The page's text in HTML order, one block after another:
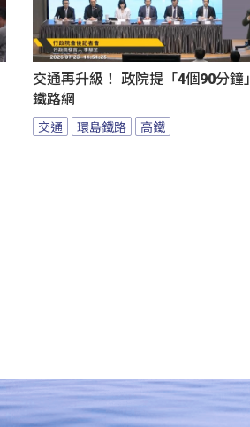
交通再升級！ 政院提「4個90分鐘
鐵路網
交通 環島鐵路 高鐵